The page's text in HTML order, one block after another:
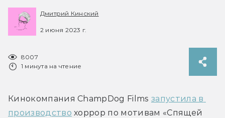
Дмитрий Кинский
2 июня 2023 г.
8007
1 минута на чтение
Кинокомпания ChampDog Films запустила в
производство хоррор по мотивам «Спящей